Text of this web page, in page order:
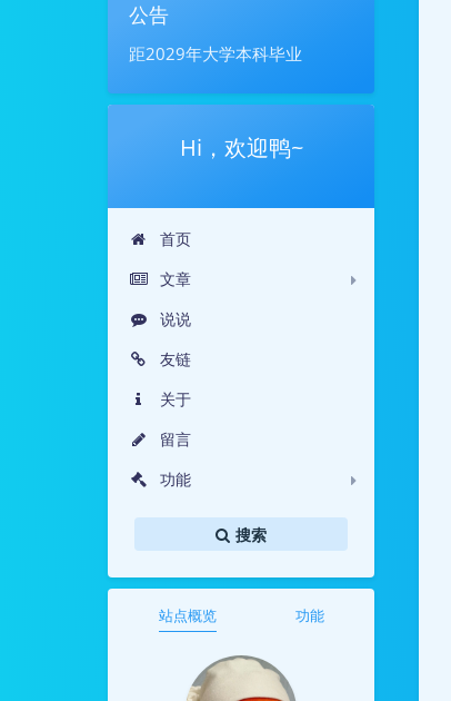
公告
距2029年大学本科毕业
Hi，欢迎鸭~
首页
文章
说说
友链
关于
留言
功能
搜索
站点概览 功能